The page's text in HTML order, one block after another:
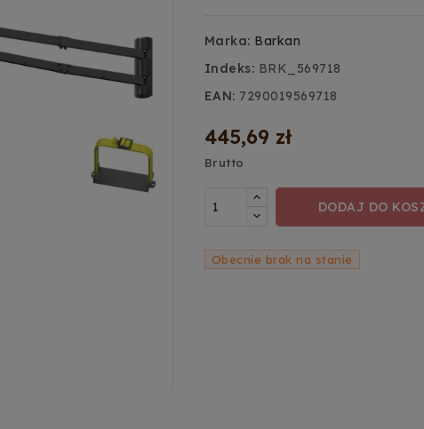
Marka: Barkan
Indeks: BRK_569718
EAN: 7290019569718
445,69 zł
Brutto
DODAJ DO
Obecnie brak na stanie